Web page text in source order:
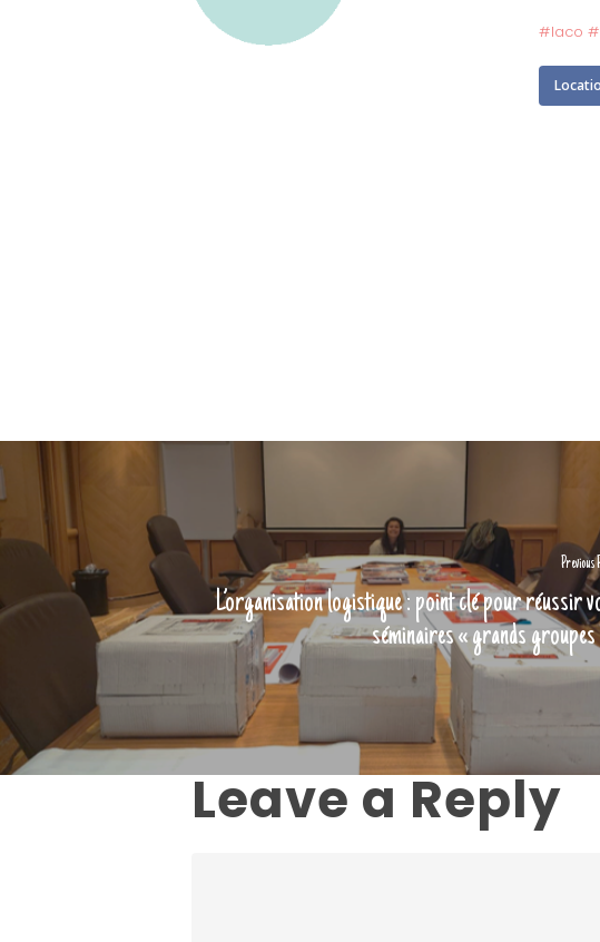
#laco #
Previous
L’organisation logistique : point clé pour réussir
séminaires « grands
Leave a Reply